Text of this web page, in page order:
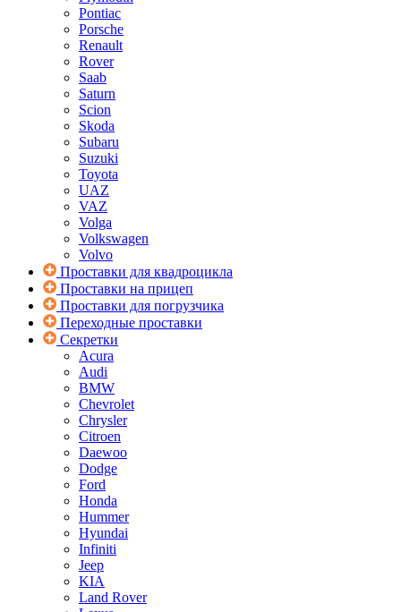
Pontiac
Porsche
Renault
Rover
Saab
Saturn
Scion
Skoda
Subaru
Suzuki
Toyota
UAZ
VAZ
Volga
Volkswagen
Volvo
Проставки для квадроцикла
Проставки на прицеп
Проставки для погрузчика
Переходные проставки
Секретки
Acura
Audi
BMW
Chevrolet
Chrysler
Citroen
Daewoo
Dodge
Ford
Honda
Hummer
Hyundai
Infiniti
Jeep
KIA
Land Rover